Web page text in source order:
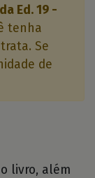
Ed. 19 -
tenha
Se
de
livro, além